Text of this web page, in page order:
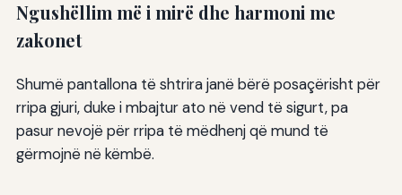
Ngushëllim më i mirë dhe harmoni me
zakonet
Shumë pantallona të shtrira janë bërë posaçërisht për
rripa gjuri, duke i mbajtur ato në vend të sigurt, pa
pasur nevojë për rripa të mëdhenj që mund të
gërmojnë në këmbë.